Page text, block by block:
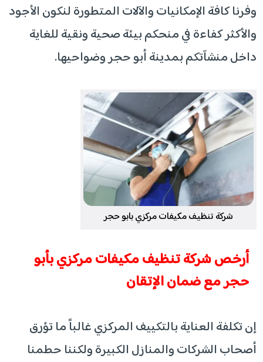
وفرنا كافة الإمكانيات والآلات المتطورة لنكون الأجود
والأكثر كفاءة في منحكم بيئة صحية ونقية للغاية
داخل منشآتكم بمدينة أبو حجر وضواحيها.
شركة تنظيف مكيفات مركزي بابو حجر
أرخص شركة تنظيف مكيفات مركزي بأبو
حجر مع ضمان الإتقان
إن تكلفة العناية بالتكييف المركزي غالباً ما تؤرق
أصحاب الشركات والمنازل الكبيرة ولكننا حطمنا